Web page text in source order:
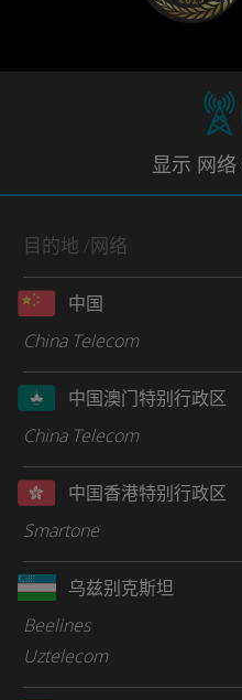
显示 网络
目的地 /网络
中国
China Telecom
中国澳门特别行政区
China Telecom
中国香港特别行政区
Smartone
乌兹别克斯坦
Beelines
Uztelecom